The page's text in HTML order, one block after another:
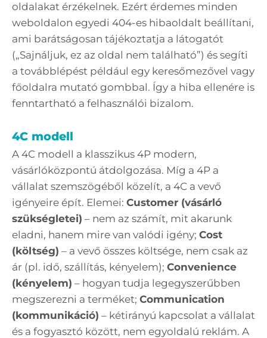
oldalakat érzékelnek. Ezért érdemes minden
weboldalon egyedi 404-es hibaoldalt beállítani,
ami barátságosan tájékoztatja a látogatót
(„Sajnáljuk, ez az oldal nem található”) és segíti
a továbblépést például egy keresőmezővel vagy
főoldalra mutató gombbal. Így a hiba ellenére is
fenntartható a felhasználói bizalom.
4C modell
A 4C modell a klasszikus 4P modern,
vásárlóközpontú átdolgozása. Míg a 4P a
vállalat szemszögéből közelít, a 4C a vevő
igényeire épít. Elemei: Customer (vásárló
szükségletei) – nem az számít, mit akarunk
eladni, hanem mire van valódi igény; Cost
(költség) – a vevő összes költsége, nem csak az
ár (pl. idő, szállítás, kényelem); Convenience
(kényelem) – hogyan tudja legegyszerűbben
megszerezni a terméket; Communication
(kommunikáció) – kétirányú kapcsolat a vállalat
és a fogyasztó között, nem egyoldalú reklám. A